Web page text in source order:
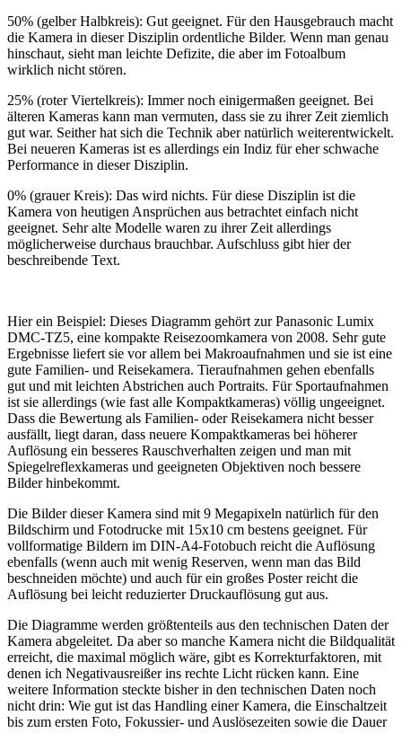
50% (gelber Halbkreis): Gut geeignet. Für den Hausgebrauch macht
die Kamera in dieser Disziplin ordentliche Bilder. Wenn man genau
hinschaut, sieht man leichte Defizite, die aber im Fotoalbum
wirklich nicht stören.
25% (roter Viertelkreis): Immer noch einigermaßen geeignet. Bei
älteren Kameras kann man vermuten, dass sie zu ihrer Zeit ziemlich
gut war. Seither hat sich die Technik aber natürlich weiterentwickelt.
Bei neueren Kameras ist es allerdings ein Indiz für eher schwache
Performance in dieser Disziplin.
0% (grauer Kreis): Das wird nichts. Für diese Disziplin ist die
Kamera von heutigen Ansprüchen aus betrachtet einfach nicht
geeignet. Sehr alte Modelle waren zu ihrer Zeit allerdings
möglicherweise durchaus brauchbar. Aufschluss gibt hier der
beschreibende Text.
Hier ein Beispiel: Dieses Diagramm gehört zur Panasonic Lumix
DMC-TZ5, eine kompakte Reisezoomkamera von 2008. Sehr gute
Ergebnisse liefert sie vor allem bei Makroaufnahmen und sie ist eine
gute Familien- und Reisekamera. Tieraufnahmen gehen ebenfalls
gut und mit leichten Abstrichen auch Portraits. Für Sportaufnahmen
ist sie allerdings (wie fast alle Kompaktkameras) völlig ungeeignet.
Dass die Bewertung als Familien- oder Reisekamera nicht besser
ausfällt, liegt daran, dass neuere Kompaktkameras bei höherer
Auflösung ein besseres Rauschverhalten zeigen und man mit
Spiegelreflexkameras und geeigneten Objektiven noch bessere
Bilder hinbekommt.
Die Bilder dieser Kamera sind mit 9 Megapixeln natürlich für den
Bildschirm und Fotodrucke mit 15x10 cm bestens geeignet. Für
vollformatige Bildern im DIN-A4-Fotobuch reicht die Auflösung
ebenfalls (wenn auch mit wenig Reserven, wenn man das Bild
beschneiden möchte) und auch für ein großes Poster reicht die
Auflösung bei leicht reduzierter Druckauflösung gut aus.
Die Diagramme werden größtenteils aus den technischen Daten der
Kamera abgeleitet. Da aber so manche Kamera nicht die Bildqualität
erreicht, die maximal möglich wäre, gibt es Korrekturfaktoren, mit
denen ich Negativausreißer ins rechte Licht rücken kann. Eine
weitere Information steckte bisher in den technischen Daten noch
nicht drin: Wie gut ist das Handling einer Kamera, die Einschaltzeit
bis zum ersten Foto, Fokussier- und Auslösezeiten sowie die Dauer